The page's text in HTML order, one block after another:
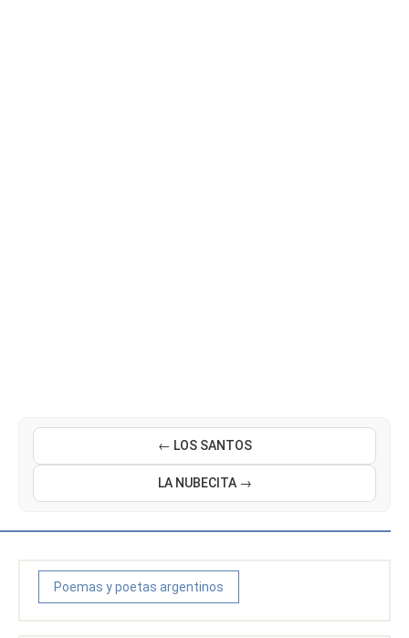
← LOS SANTOS
LA NUBECITA →
Poemas y poetas argentinos